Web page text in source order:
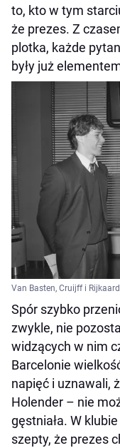
to, kto w tym
że prezes. Z
plotka, każde
były już
Van Basten, Cruijff i
Spór szybko
zwykle, nie
widzących w nim
Barcelonie
napięć i uznawali,
Holender – nie
gęstniała. W
szepty, że prezes